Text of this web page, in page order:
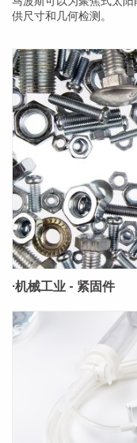
供尺寸和几何检测。
·机械工业 - 紧固件